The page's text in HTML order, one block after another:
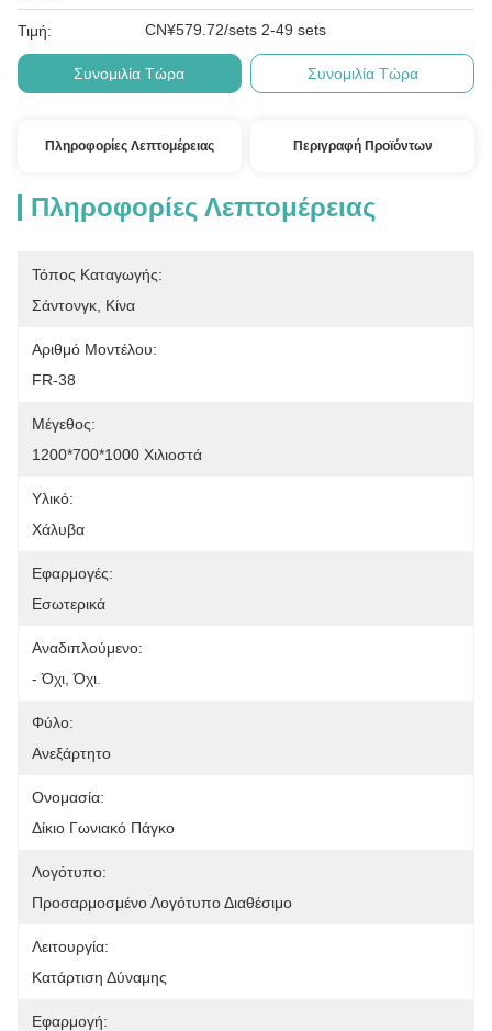
Τιμή: CN¥579.72/sets 2-49 sets
Συνομιλία Τώρα Συνομιλία Τώρα
Πληροφορίες Λεπτομέρειας Περιγραφή Προϊόντων
Πληροφορίες Λεπτομέρειας
Τόπος Καταγωγής:
Σάντονγκ, Κίνα
Αριθμό Μοντέλου:
FR-38
Μέγεθος:
1200*700*1000 Χιλιοστά
Υλικό:
Χάλυβα
Εφαρμογές:
Εσωτερικά
Αναδιπλούμενο:
- Όχι, Όχι.
Φύλο:
Ανεξάρτητο
Ονομασία:
Δίκιο Γωνιακό Πάγκο
Λογότυπο:
Προσαρμοσμένο Λογότυπο Διαθέσιμο
Λειτουργία:
Κατάρτιση Δύναμης
Εφαρμογή: